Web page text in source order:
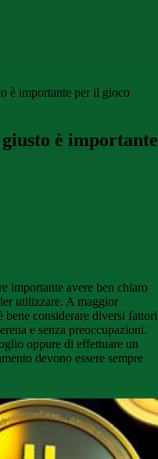
è importante per il gioco
è importante
importante avere ben chiaro
utilizzare. A maggior
bene considerare diversi fattori
e senza preoccupazioni.
oppure di effettuare un
devono essere sempre